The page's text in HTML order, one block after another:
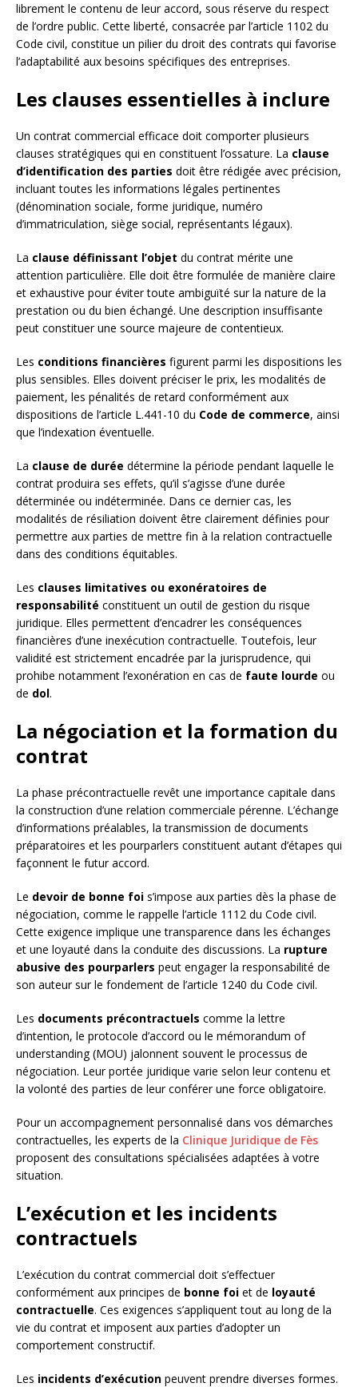
librement le contenu de leur accord, sous réserve du respect
de l’ordre public. Cette liberté, consacrée par l’article 1102 du
Code civil, constitue un pilier du droit des contrats qui favorise
l’adaptabilité aux besoins spécifiques des entreprises.
Les clauses essentielles à inclure
Un contrat commercial efficace doit comporter plusieurs
clauses stratégiques qui en constituent l’ossature. La clause
d’identification des parties doit être rédigée avec précision,
incluant toutes les informations légales pertinentes
(dénomination sociale, forme juridique, numéro
d’immatriculation, siège social, représentants légaux).
La clause définissant l’objet du contrat mérite une
attention particulière. Elle doit être formulée de manière claire
et exhaustive pour éviter toute ambiguïté sur la nature de la
prestation ou du bien échangé. Une description insuffisante
peut constituer une source majeure de contentieux.
Les conditions financières figurent parmi les dispositions les
plus sensibles. Elles doivent préciser le prix, les modalités de
paiement, les pénalités de retard conformément aux
dispositions de l’article L.441-10 du Code de commerce, ainsi
que l’indexation éventuelle.
La clause de durée détermine la période pendant laquelle le
contrat produira ses effets, qu’il s’agisse d’une durée
déterminée ou indéterminée. Dans ce dernier cas, les
modalités de résiliation doivent être clairement définies pour
permettre aux parties de mettre fin à la relation contractuelle
dans des conditions équitables.
Les clauses limitatives ou exonératoires de
responsabilité constituent un outil de gestion du risque
juridique. Elles permettent d’encadrer les conséquences
financières d’une inexécution contractuelle. Toutefois, leur
validité est strictement encadrée par la jurisprudence, qui
prohibe notamment l’exonération en cas de faute lourde ou
de dol.
La négociation et la formation du
contrat
La phase précontractuelle revêt une importance capitale dans
la construction d’une relation commerciale pérenne. L’échange
d’informations préalables, la transmission de documents
préparatoires et les pourparlers constituent autant d’étapes qui
façonnent le futur accord.
Le devoir de bonne foi s’impose aux parties dès la phase de
négociation, comme le rappelle l’article 1112 du Code civil.
Cette exigence implique une transparence dans les échanges
et une loyauté dans la conduite des discussions. La rupture
abusive des pourparlers peut engager la responsabilité de
son auteur sur le fondement de l’article 1240 du Code civil.
Les documents précontractuels comme la lettre
d’intention, le protocole d’accord ou le mémorandum of
understanding (MOU) jalonnent souvent le processus de
négociation. Leur portée juridique varie selon leur contenu et
la volonté des parties de leur conférer une force obligatoire.
Pour un accompagnement personnalisé dans vos démarches
contractuelles, les experts de la Clinique Juridique de Fès
proposent des consultations spécialisées adaptées à votre
situation.
L’exécution et les incidents
contractuels
L’exécution du contrat commercial doit s’effectuer
conformément aux principes de bonne foi et de loyauté
contractuelle. Ces exigences s’appliquent tout au long de la
vie du contrat et imposent aux parties d’adopter un
comportement constructif.
Les incidents d’exécution peuvent prendre diverses formes.